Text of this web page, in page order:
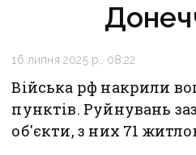
16 липня 2025 р., 08:22
Війська рф накрили
пунктів. Руйнувань
об'єкти, з них 71